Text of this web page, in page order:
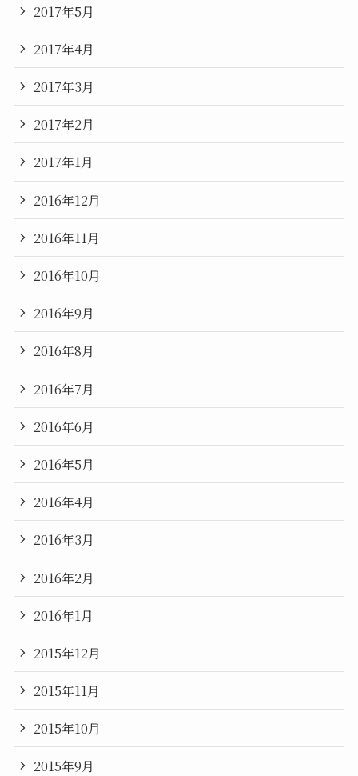
2017年5月
2017年4月
2017年3月
2017年2月
2017年1月
2016年12月
2016年11月
2016年10月
2016年9月
2016年8月
2016年7月
2016年6月
2016年5月
2016年4月
2016年3月
2016年2月
2016年1月
2015年12月
2015年11月
2015年10月
2015年9月